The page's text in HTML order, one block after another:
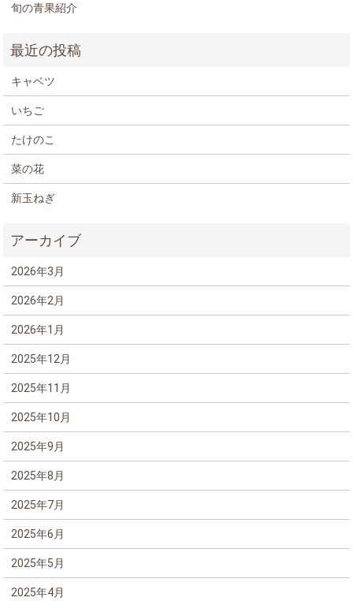
旬の青果紹介
キャベツ
いちご
たけのこ
菜の花
新玉ねぎ
2026年3月
2026年2月
2026年1月
2025年12月
2025年11月
2025年10月
2025年9月
2025年8月
2025年7月
2025年6月
2025年5月
2025年4月